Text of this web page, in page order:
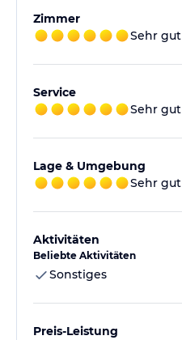
Zimmer
Sehr gut
Service
Sehr gut
Lage & Umgebung
Sehr gut
Aktivitäten
Beliebte Aktivitäten
Sonstiges
Preis-Leistung